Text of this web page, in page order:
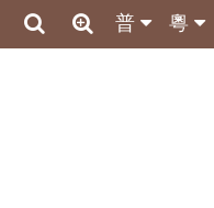
粵
普